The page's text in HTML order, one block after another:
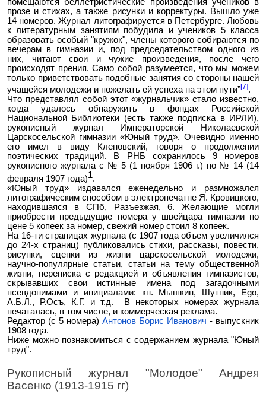
прозе и стихах, а также рисунки и корректуры. Вышло уже
14 номеров. Журнал литографируется в Петербурге. Любовь
к литературным занятиям побудила и учеников 5 класса
образовать особый "кружок", члены которого собираются по
вечерам в гимназии и, под председательством одного из
них, читают свои и чужие произведения, после чего
происходят прения. Само собой разумеется, что мы можем
только приветствовать подобные занятия со стороны нашей
учащейся молодежи и пожелать ей успеха на этом пути”[7].
Что представлял собой этот «журнальчик» стало известно,
когда удалось обнаружить в фондах Российской
Национальной Библиотеки (есть также подписка в ИРЛИ),
рукописный журнал Императорской Николаевской
Царскосельской гимназии «Юный труд». Очевидно именно
его имел в виду Кленовский, говоря о продолжении
поэтических традиций. В РНБ сохранилось 9 номеров
рукописного журнала с № 5 (1 ноября 1906 г.) по № 14 (14
февраля 1907 года)1.
«Юный труд» издавался еженедельно и размножался
литографическим способом в электропечатне Я. Кровицкого,
находившаяся в СПб, Разъезжая, 6. Желающие могли
приобрести предыдущие номера у швейцара гимназии по
цене 5 копеек за номер, свежий номер стоил 8 копеек.
На 16-ти страницах журнала (с 1907 года объем увеличился
до 24-х страниц) публиковались стихи, рассказы, повести,
рисунки, сценки из жизни царскосельской молодежи,
научно-популярные статьи, статьи на тему общественной
жизни, переписка с редакцией и объявления гимназистов,
скрывавших свои истинные имена под загадочными
псевдонимами и инициалами: кн. Мышкин, Шутник, Ego,
А.Б.Л., Р.Осъ, К.Г. и т.д. В некоторых номерах журнала
печаталась, в том числе, и коммерческая реклама.
Редактор (с 5 номера) Антонов Борис Иванович - выпускник
1908 года.
Ниже можно познакомиться с содержанием журнала "Юный
труд".
Рукописный журнал "Молодое" Андрея
Васенко (1913-1915 гг)